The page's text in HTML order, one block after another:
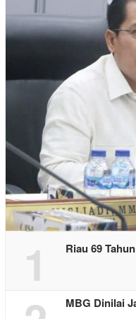
1 Riau 69
MBG Dinilai